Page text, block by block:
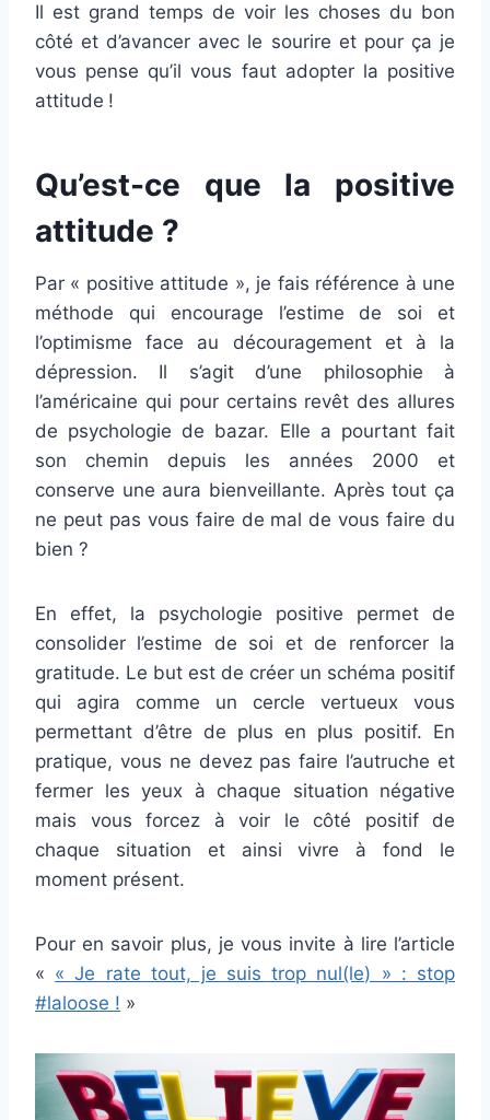
Il est grand temps de voir les choses du bon
côté et d’avancer avec le sourire et pour ça je
vous pense qu’il vous faut adopter la positive
attitude !
Qu’est-ce que la positive
attitude ?
Par « positive attitude », je fais référence à une
méthode qui encourage l’estime de soi et
l’optimisme face au découragement et à la
dépression. Il s’agit d’une philosophie à
l’américaine qui pour certains revêt des allures
de psychologie de bazar. Elle a pourtant fait
son chemin depuis les années 2000 et
conserve une aura bienveillante. Après tout ça
ne peut pas vous faire de mal de vous faire du
bien ?
En effet, la psychologie positive permet de
consolider l’estime de soi et de renforcer la
gratitude. Le but est de créer un schéma positif
qui agira comme un cercle vertueux vous
permettant d’être de plus en plus positif. En
pratique, vous ne devez pas faire l’autruche et
fermer les yeux à chaque situation négative
mais vous forcez à voir le côté positif de
chaque situation et ainsi vivre à fond le
moment présent.
Pour en savoir plus, je vous invite à lire l’article
« « Je rate tout, je suis trop nul(le) » : stop
#laloose ! »